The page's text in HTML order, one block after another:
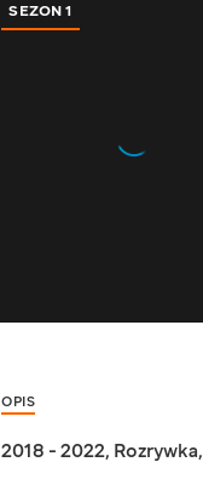
SEZON 1
OPIS
2018 - 2022, Rozrywka,